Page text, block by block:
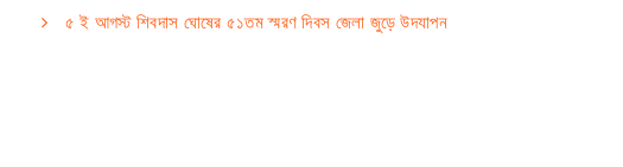
৫ ই আগস্ট শিবদাস ঘোষের ৫১তম স্মরণ দিবস জেলা জুড়ে উদযাপন